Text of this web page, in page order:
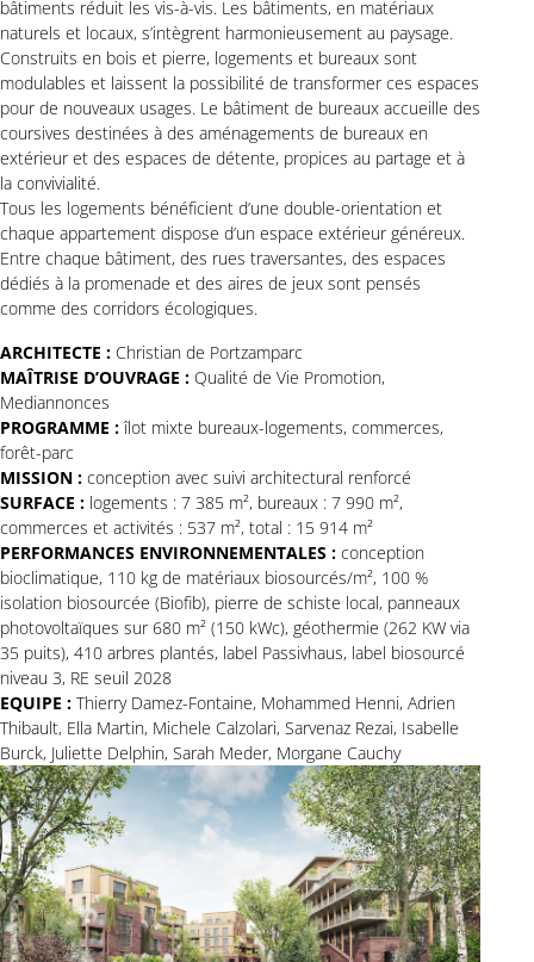
bâtiments réduit les vis-à-vis. Les bâtiments, en matériaux
naturels et locaux, s’intègrent harmonieusement au paysage.
Construits en bois et pierre, logements et bureaux sont
modulables et laissent la possibilité de transformer ces espaces
pour de nouveaux usages. Le bâtiment de bureaux accueille des
coursives destinées à des aménagements de bureaux en
extérieur et des espaces de détente, propices au partage et à
la convivialité.
Tous les logements bénéficient d’une double-orientation et
chaque appartement dispose d’un espace extérieur généreux.
Entre chaque bâtiment, des rues traversantes, des espaces
dédiés à la promenade et des aires de jeux sont pensés
comme des corridors écologiques.
ARCHITECTE : Christian de Portzamparc
MAÎTRISE D’OUVRAGE : Qualité de Vie Promotion,
Mediannonces
PROGRAMME :îlot mixte bureaux-logements, commerces,
forêt-parc
MISSION : conception avec suivi architectural renforcé
SURFACE : logements : 7 385 m², bureaux : 7 990 m²,
commerces et activités : 537 m², total : 15 914 m²
PERFORMANCES ENVIRONNEMENTALES : conception
bioclimatique, 110 kg de matériaux biosourcés/m², 100 %
isolation biosourcée (Biofib), pierre de schiste local, panneaux
photovoltaïques sur 680 m² (150 kWc), géothermie (262 KW via
35 puits), 410 arbres plantés, label Passivhaus, label biosourcé
niveau 3, RE seuil 2028
EQUIPE : Thierry Damez-Fontaine, Mohammed Henni, Adrien
Thibault, Ella Martin, Michele Calzolari, Sarvenaz Rezai, Isabelle
Burck, Juliette Delphin, Sarah Meder, Morgane Cauchy